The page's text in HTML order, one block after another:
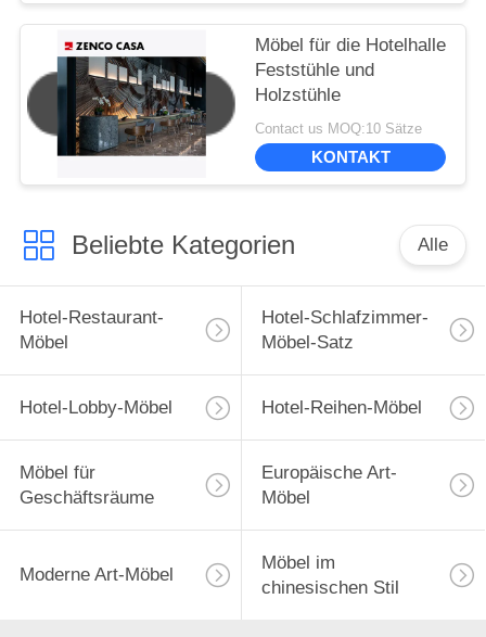
Möbel für die Hotelhalle
Feststühle und
Holzstühle
Contact us MOQ:10 Sätze
KONTAKT
Beliebte Kategorien Alle
Hotel-Restaurant-
Möbel
Hotel-Schlafzimmer-
Möbel-Satz
Hotel-Lobby-Möbel Hotel-Reihen-Möbel
Möbel für
Geschäftsräume
Europäische Art-
Möbel
Moderne Art-Möbel
Möbel im
chinesischen Stil